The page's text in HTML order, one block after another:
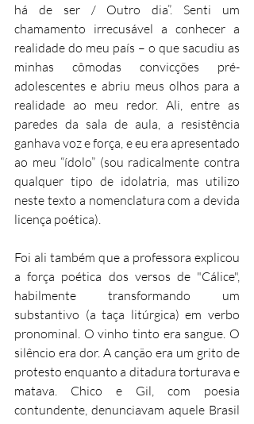
há de ser / Outro dia”. Senti um
chamamento irrecusável a conhecer a
realidade do meu país – o que sacudiu as
minhas cômodas convicções pré-
adolescentes e abriu meus olhos para a
realidade ao meu redor. Ali, entre as
paredes da sala de aula, a resistência
ganhava voz e força, e eu era apresentado
ao meu “ídolo” (sou radicalmente contra
qualquer tipo de idolatria, mas utilizo
neste texto a nomenclatura com a devida
licença poética).
Foi ali também que a professora explicou
a força poética dos versos de "Cálice",
habilmente transformando um
substantivo (a taça litúrgica) em verbo
pronominal. O vinho tinto era sangue. O
silêncio era dor. A canção era um grito de
protesto enquanto a ditadura torturava e
matava. Chico e Gil, com poesia
contundente, denunciavam aquele Brasil